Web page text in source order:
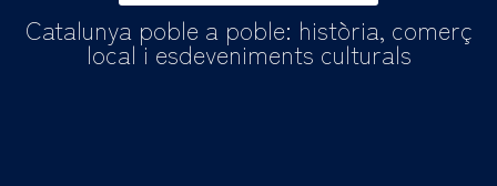
Catalunya poble a poble: història, comerç
local i esdeveniments culturals